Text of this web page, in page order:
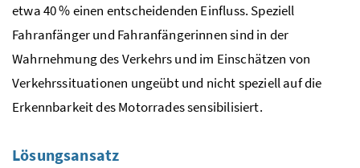
etwa 40 % einen entscheidenden Einfluss. Speziell
Fahranfänger und Fahranfängerinnen sind in der
Wahrnehmung des Verkehrs und im Einschätzen von
Verkehrssituationen ungeübt und nicht speziell auf die
Erkennbarkeit des Motorrades sensibilisiert.
Lösungsansatz